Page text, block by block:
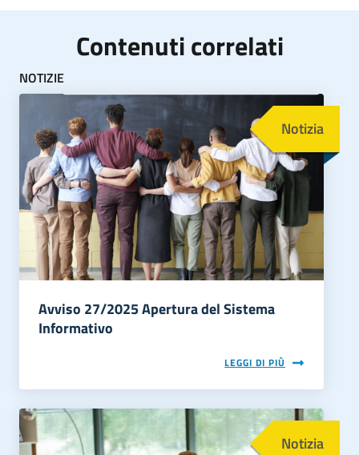
Contenuti correlati
NOTIZIE
Notizia
Avviso 27/2025 Apertura del Sistema
Informativo
LEGGI DI PIÙ
Immagine
Notizia